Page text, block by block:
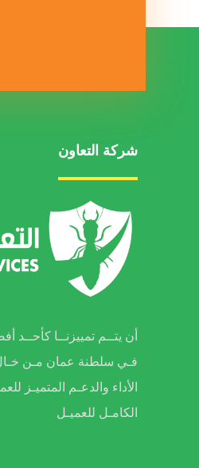
شركة التعاون
أن يتــم تمييزنــا
فـي سلطنة عمان مـن خـال
الأداء والدعـم المتميـز
الكامـل للعميـل